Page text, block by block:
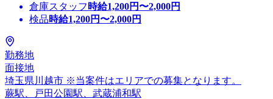
倉庫スタッフ 時給1,200円〜2,000円
検品時給1,200円〜2,000円
勤務地
面接地
埼玉県川越市 ※当案件はエリアでの募集となります。
蕨駅、戸田公園駅、武蔵浦和駅